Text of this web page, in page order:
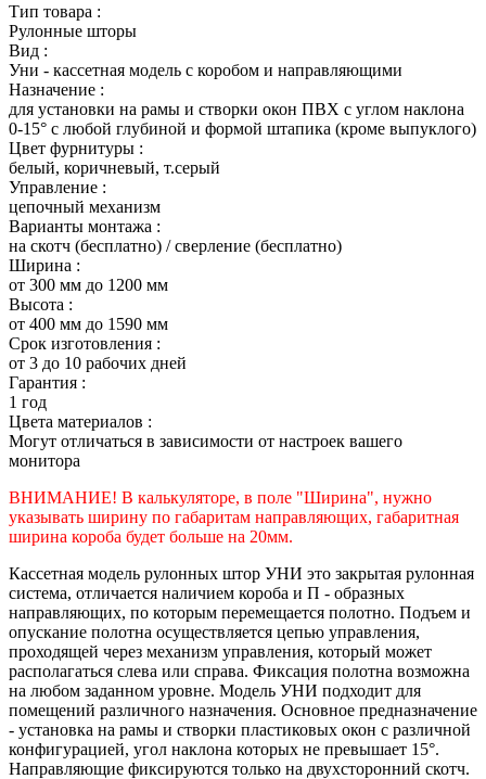
Тип товара :
Рулонные шторы
Вид :
Уни - кассетная модель с коробом и направляющими
Назначение :
для установки на рамы и створки окон ПВХ с углом наклона
0-15° с любой глубиной и формой штапика (кроме выпуклого)
Цвет фурнитуры :
белый, коричневый, т.серый
Управление :
цепочный механизм
Варианты монтажа :
на скотч (бесплатно) / сверление (бесплатно)
Ширина :
от 300 мм до 1200 мм
Высота :
от 400 мм до 1590 мм
Срок изготовления :
от 3 до 10 рабочих дней
Гарантия :
1 год
Цвета материалов :
Могут отличаться в зависимости от настроек вашего
монитора
ВНИМАНИЕ! В калькуляторе, в поле "Ширина", нужно
указывать ширину по габаритам направляющих, габаритная
ширина короба будет больше на 20мм.
Кассетная модель рулонных штор УНИ это закрытая рулонная
система, отличается наличием короба и П - образных
направляющих, по которым перемещается полотно. Подъем и
опускание полотна осуществляется цепью управления,
проходящей через механизм управления, который может
располагаться слева или справа. Фиксация полотна возможна
на любом заданном уровне. Модель УНИ подходит для
помещений различного назначения. Основное предназначение
- установка на рамы и створки пластиковых окон с различной
конфигурацией, угол наклона которых не превышает 15°.
Направляющие фиксируются только на двухсторонний скотч.